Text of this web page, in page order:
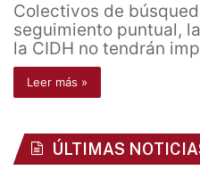
Colectivos de
seguimiento puntual,
la CIDH no tendrán
Leer más »
ÚLTIMAS